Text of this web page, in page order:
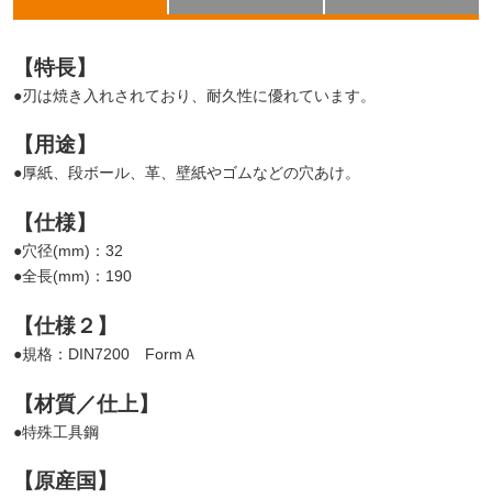
【特長】
●刃は焼き入れされており、耐久性に優れています。
【用途】
●厚紙、段ボール、革、壁紙やゴムなどの穴あけ。
【仕様】
●穴径(mm)：32
●全長(mm)：190
【仕様２】
●規格：DIN7200 FormＡ
【材質／仕上】
●特殊工具鋼
【原産国】